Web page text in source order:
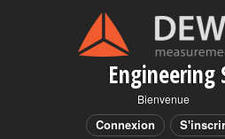
Engineering
Bienvenue
Connexion